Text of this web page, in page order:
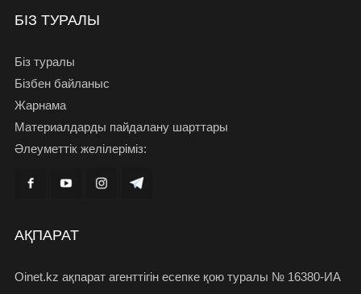
БІЗ ТУРАЛЫ
Біз туралы
Бізбен байланыс
Жарнама
Материалдарды пайдалану шарттары
Әлеуметтік желілеріміз:
АҚПАРАТ
Oinet.kz ақпарат агенттігін есепке қою туралы № 16380-ИА